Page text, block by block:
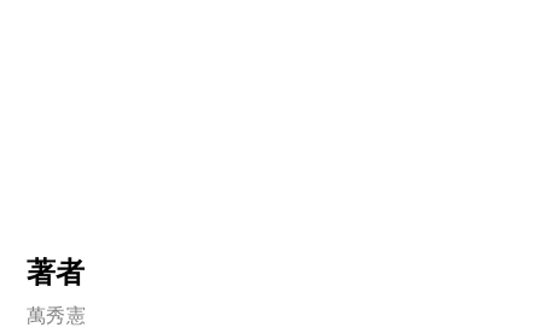
著者
萬秀憲